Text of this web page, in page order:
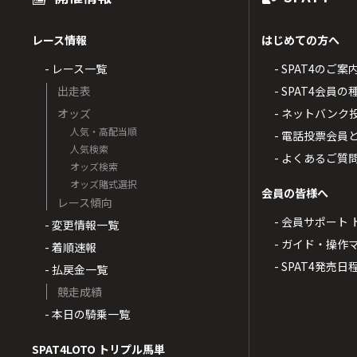
レース情報
- レース一覧
出走表
オッズ
人気・高配当順
人気検索
オッズ検索
オッズ賭式選択
レース傾向
- 変更情報一覧
- 着順速報
- 払戻金一覧
競走成績
- 本日の騎乗一覧
SPAT4LOTO トリプル馬単
はじめての方へ
- SPAT4のご案
- SPAT4会員の
- ネットバンク
- 電話投票会員
- よくあるご質
会員の皆様へ
- 会員サポート
- ガイド・操作
- SPAT4発売日